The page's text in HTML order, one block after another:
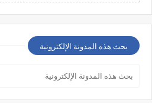
بحث هذه المدونة الإلكترونية